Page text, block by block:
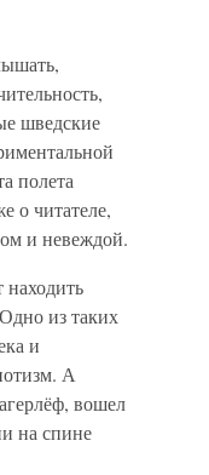
шведские
полета
о читателе,
и невеждой.
находить
из таких
и
А
вошел
на спине